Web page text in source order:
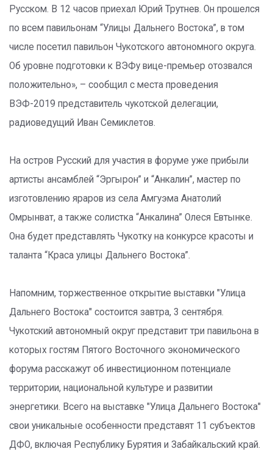
Русском. В 12 часов приехал Юрий Трутнев. Он прошелся
по всем павильонам “Улицы Дальнего Востока”, в том
числе посетил павильон Чукотского автономного округа.
Об уровне подготовки к ВЭФу вице-премьер отозвался
положительно», – сообщил с места проведения
ВЭФ-2019 представитель чукотской делегации,
радиоведущий Иван Семиклетов.
На остров Русский для участия в форуме уже прибыли
артисты ансамблей “Эргырон” и “Анкалин”, мастер по
изготовлению яраров из села Амгуэма Анатолий
Омрынват, а также солистка “Анкалина” Олеся Евтынке.
Она будет представлять Чукотку на конкурсе красоты и
таланта “Краса улицы Дальнего Востока”.
Напомним, торжественное открытие выставки "Улица
Дальнего Востока" состоится завтра, 3 сентября.
Чукотский автономный округ представит три павильона в
которых гостям Пятого Восточного экономического
форума расскажут об инвестиционном потенциале
территории, национальной культуре и развитии
энергетики. Всего на выставке "Улица Дальнего Востока"
свои уникальные особенности представят 11 субъектов
ДФО, включая Республику Бурятия и Забайкальский край.